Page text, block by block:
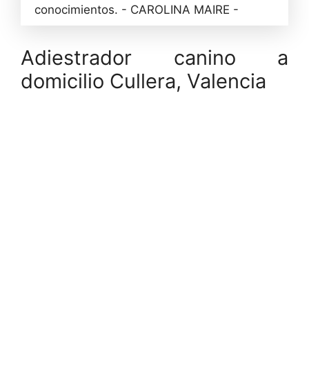
conocimientos. - CAROLINA MAIRE -
Adiestrador canino a
domicilio Cullera, Valencia